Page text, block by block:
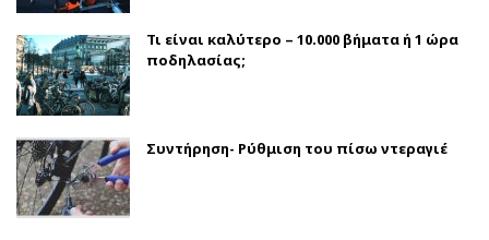
Τι είναι καλύτερο – 10.000 βήματα ή 1 ώρα
ποδηλασίας;
Συντήρηση- Ρύθμιση του πίσω ντεραγιέ